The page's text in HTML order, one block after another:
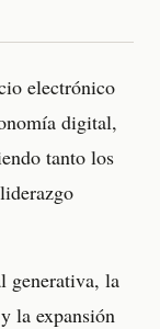
electrónico
digital,
tanto los
generativa, la
la expansión